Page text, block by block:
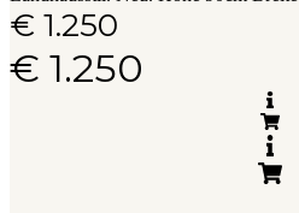
€ 1.250
€ 1.250